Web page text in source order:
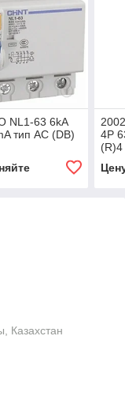
NL1-63 6kA
тип AC (DB)
4P
(R)4
Казахстан